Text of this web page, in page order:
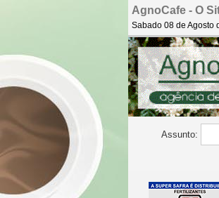
AgnoCafe - O
Sabado 08 de Agosto
Assunto: